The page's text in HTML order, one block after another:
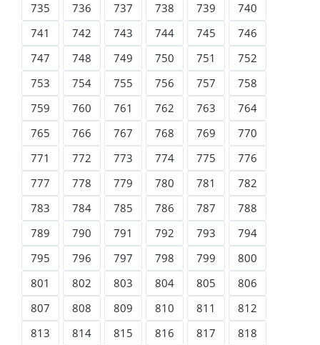
735
736 737 738 739
740
741
742 743 744 745
746
747
748 749 750 751
752
753
754 755 756 757
758
759
760 761 762 763
764
765
766 767 768 769
770
771
772 773 774 775
776
777
778 779 780 781
782
783
784 785 786 787
788
789
790 791 792 793
794
795
796 797 798 799
800
801
802 803 804 805
806
807
808 809 810 811
812
813
814 815 816 817
818